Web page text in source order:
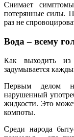
Снимает
потерянные силы.
раз не
Вода – всему
Как выходить из
задумывается
Первым делом
нарушенный
жидкости. Это
компоты.
Среди народа